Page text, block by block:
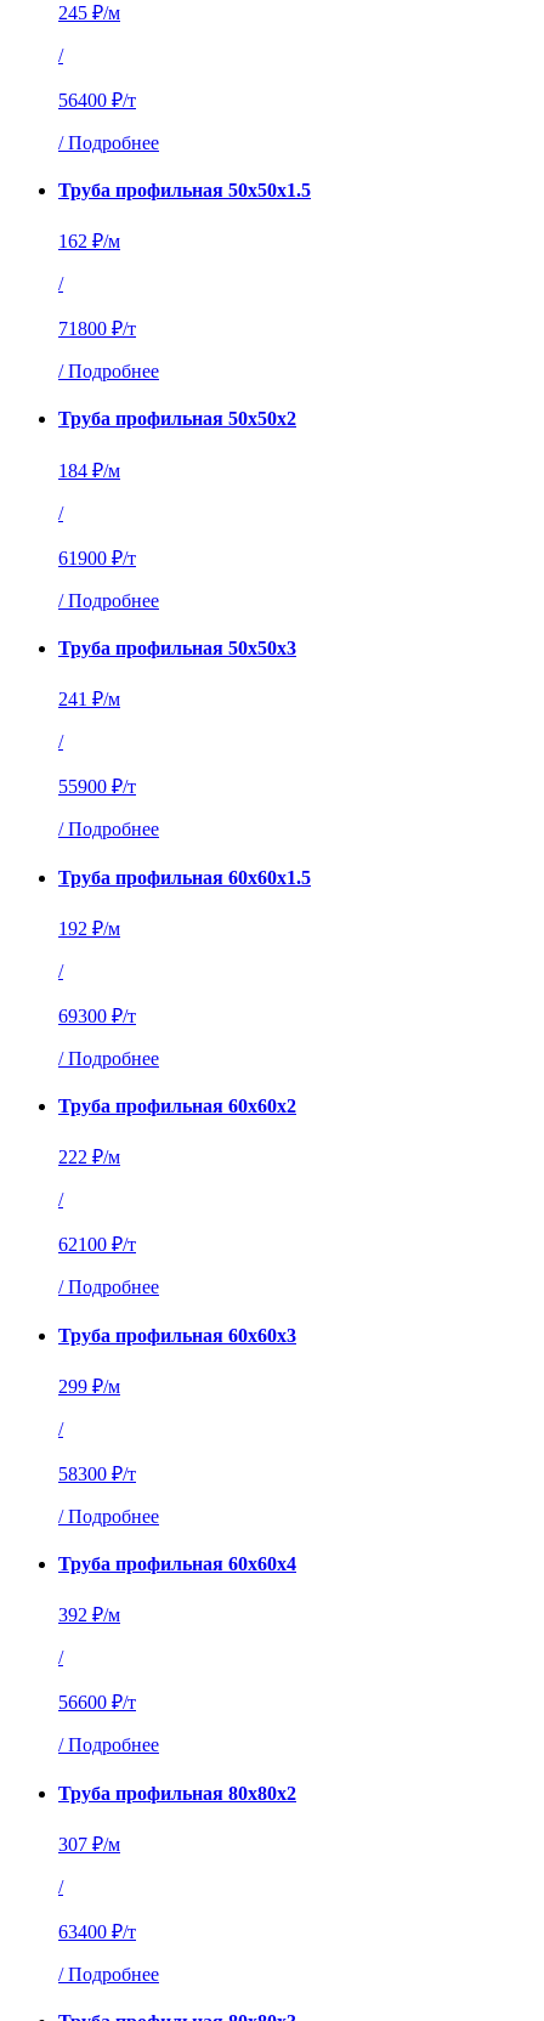
245 ₽/м
/
56400 ₽/т
/ Подробнее
Труба профильная 50х50х1.5
162 ₽/м
/
71800 ₽/т
/ Подробнее
Труба профильная 50х50х2
184 ₽/м
/
61900 ₽/т
/ Подробнее
Труба профильная 50х50х3
241 ₽/м
/
55900 ₽/т
/ Подробнее
Труба профильная 60х60х1.5
192 ₽/м
/
69300 ₽/т
/ Подробнее
Труба профильная 60х60х2
222 ₽/м
/
62100 ₽/т
/ Подробнее
Труба профильная 60х60х3
299 ₽/м
/
58300 ₽/т
/ Подробнее
Труба профильная 60х60х4
392 ₽/м
/
56600 ₽/т
/ Подробнее
Труба профильная 80х80х2
307 ₽/м
/
63400 ₽/т
/ Подробнее